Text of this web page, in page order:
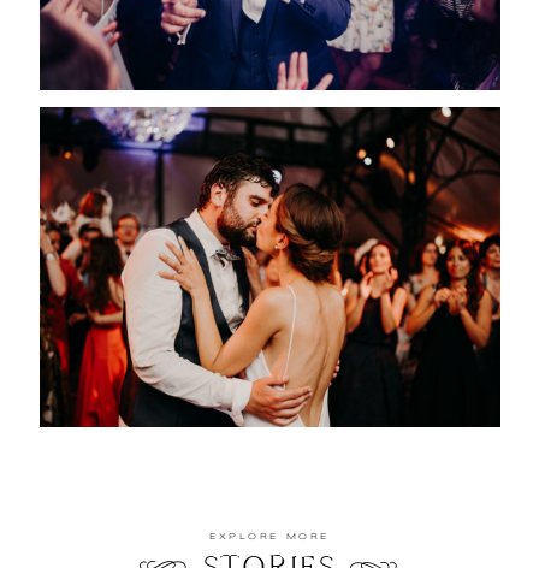
EXPLORE MORE